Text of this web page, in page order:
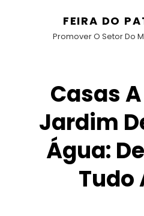
FEIRA DO
Promover O Setor Do
Casas
Jardim
Água:
Tudo